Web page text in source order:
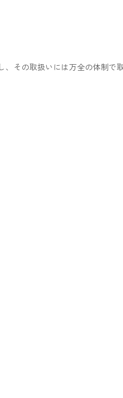
その取扱いには万全の体制で